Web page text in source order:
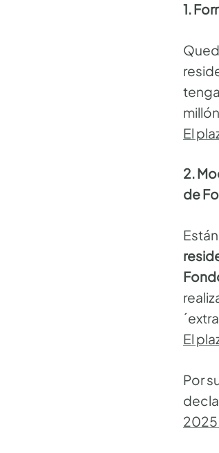
1.
El
2.
de
El
Por